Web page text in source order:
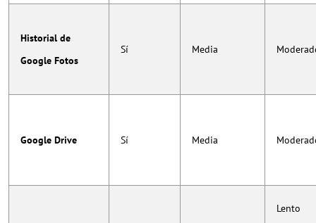
Historial de
Google Fotos
Sí Media
Google Drive Sí Media
Lento